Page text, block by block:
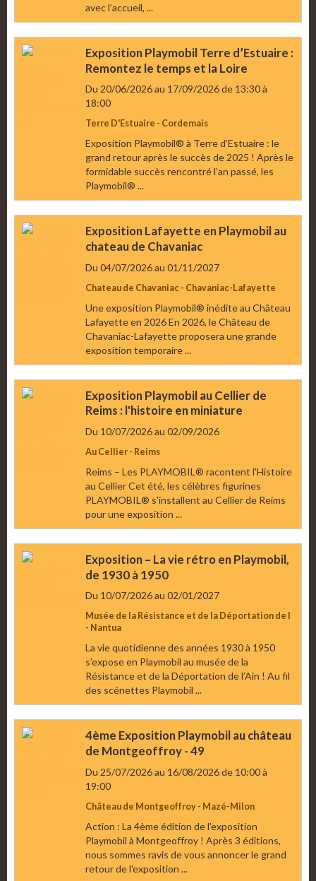
avec l’accueil, ...
Exposition Playmobil Terre d’Estuaire :
Remontez le temps et la Loire
Du 20/06/2026au 17/09/2026de 13:30à
18:00
Terre D'Estuaire - Cordemais
Exposition Playmobil® à Terre d’Estuaire : le
grand retour après le succès de 2025 ! Après le
formidable succès rencontré l’an passé, les
Playmobil® ...
Exposition Lafayette en Playmobil au
chateau de Chavaniac
Du 04/07/2026au 01/11/2027
Chateau de Chavaniac - Chavaniac-Lafayette
Une exposition Playmobil® inédite au Château
Lafayette en 2026 En 2026, le Château de
Chavaniac-Lafayette proposera une grande
exposition temporaire ...
Exposition Playmobil au Cellier de
Reims : l'histoire en miniature
Du 10/07/2026au 02/09/2026
Au Cellier - Reims
Reims – Les PLAYMOBIL® racontent l'Histoire
au Cellier Cet été, les célèbres figurines
PLAYMOBIL® s'installent au Cellier de Reims
pour une exposition ...
Exposition – La vie rétro en Playmobil,
de 1930 à 1950
Du 10/07/2026au 02/01/2027
Musée de la Résistance et de la Déportation de l
- Nantua
La vie quotidienne des années 1930 à 1950
s’expose en Playmobil au musée de la
Résistance et de la Déportation de l’Ain ! Au fil
des scénettes Playmobil ...
4ème Exposition Playmobil au château
de Montgeoffroy - 49
Du 25/07/2026au 16/08/2026de 10:00à
19:00
Château de Montgeoffroy - Mazé-Milon
Action : La 4ème édition de l'exposition
Playmobil à Montgeoffroy ! Après 3 éditions,
nous sommes ravis de vous annoncer le grand
retour de l'exposition ...